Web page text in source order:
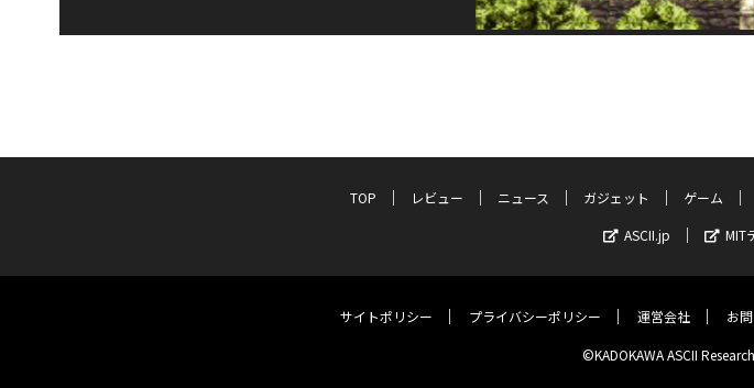
TOP レビュー ニュース ガジェット ゲーム
ASCII.jp
MIT
サイトポリシー プライバシーポリシー 運営会社 お
©KADOKAWA ASCII